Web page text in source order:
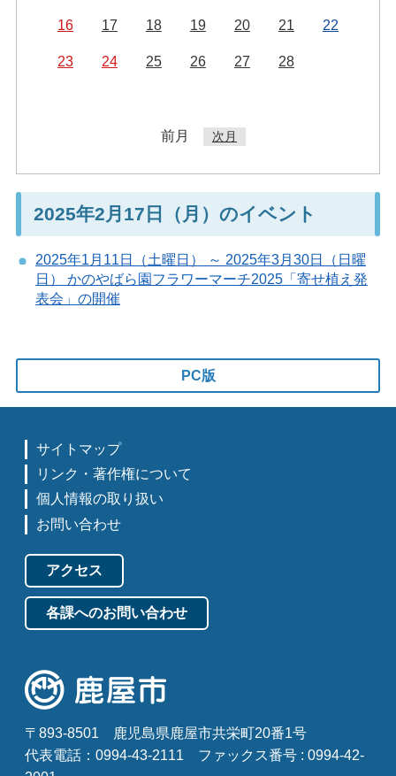
16 17 18 19 20 21 22
23 24 25 26 27 28
前月 次月
2025年2月17日（月）のイベント
2025年1月11日（土曜日） ～ 2025年3月30日（日曜
日） かのやばら園フラワーマーチ2025「寄せ植え発
表会」の開催
PC版
サイトマップ
リンク・著作権について
個人情報の取り扱い
お問い合わせ
アクセス
各課へのお問い合わせ
〒893-8501
鹿児島県鹿屋市共栄町20番1号
代表電話：0994-43-2111
ファックス番号 : 0994-42-